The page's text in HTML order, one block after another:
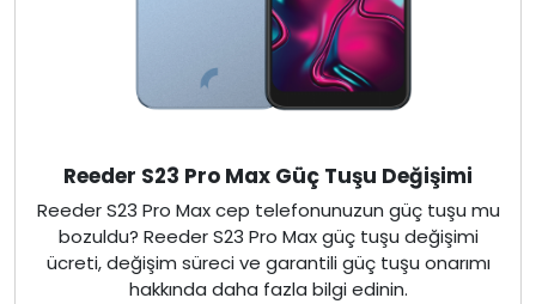
Reeder S23 Pro Max Güç Tuşu Değişimi
Reeder S23 Pro Max cep telefonunuzun güç tuşu mu
bozuldu? Reeder S23 Pro Max güç tuşu değişimi
ücreti, değişim süreci ve garantili güç tuşu onarımı
hakkında daha fazla bilgi edinin.